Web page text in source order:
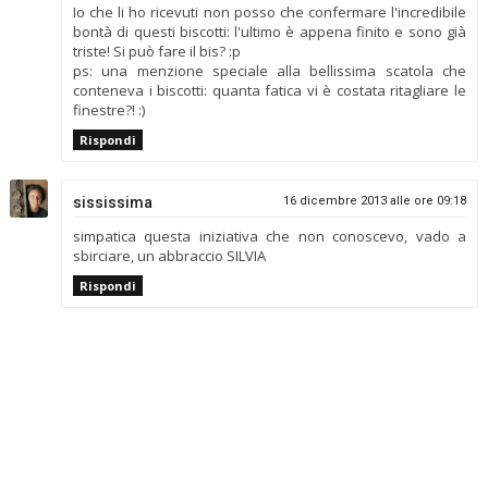
Io che li ho ricevuti non posso che confermare l'incredibile
bontà di questi biscotti: l'ultimo è appena finito e sono già
triste! Si può fare il bis? :p
ps: una menzione speciale alla bellissima scatola che
conteneva i biscotti: quanta fatica vi è costata ritagliare le
finestre?! :)
Rispondi
sississima 16 dicembre 2013 alle ore 09:18
simpatica questa iniziativa che non conoscevo, vado a
sbirciare, un abbraccio SILVIA
Rispondi